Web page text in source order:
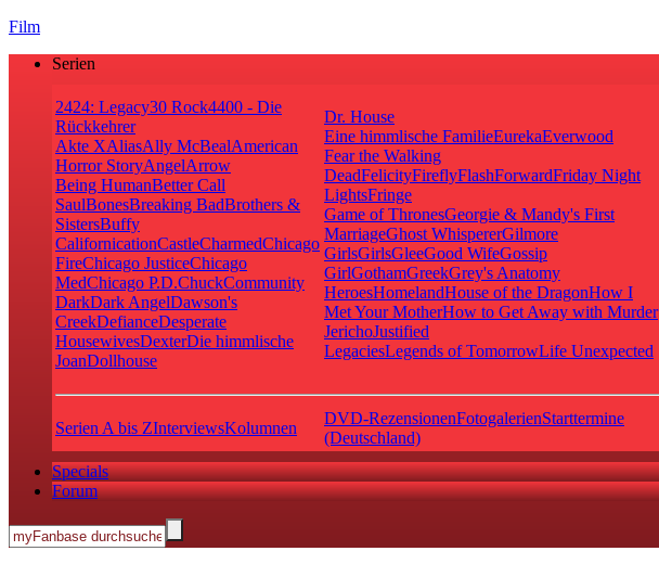
Film
Serien
2424: Legacy30 Rock4400 - Die
Rückkehrer
Akte XAliasAlly McBealAmerican
Horror StoryAngelArrow
Being HumanBetter Call
SaulBonesBreaking BadBrothers &
SistersBuffy
CalifornicationCastleCharmedChicago
FireChicago JusticeChicago
MedChicago P.D.ChuckCommunity
DarkDark AngelDawson's
CreekDefianceDesperate
HousewivesDexterDie himmlische
JoanDollhouse
Dr. House
Eine himmlische FamilieEurekaEverwood
Fear the Walking
DeadFelicityFireflyFlashForwardFriday Night
LightsFringe
Game of ThronesGeorgie & Mandy's First
MarriageGhost WhispererGilmore
GirlsGirlsGleeGood WifeGossip
GirlGothamGreekGrey's Anatomy
HeroesHomelandHouse of the DragonHow I
Met Your MotherHow to Get Away with Murder
JerichoJustified
LegaciesLegends of TomorrowLife Unexpected
Serien A bis ZInterviewsKolumnen
DVD-RezensionenFotogalerienStarttermine
(Deutschland)
Specials
Forum